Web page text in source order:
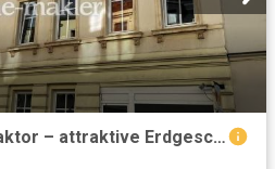
Wohnen mit Wohlfühlfaktor – attraktive Erdgeschosswohnung in Leipzig Lindenau